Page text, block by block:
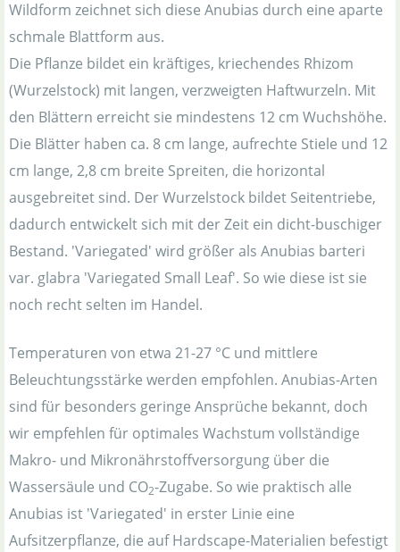
Wildform zeichnet sich diese Anubias durch eine aparte
schmale Blattform aus.
Die Pflanze bildet ein kräftiges, kriechendes Rhizom
(Wurzelstock) mit langen, verzweigten Haftwurzeln. Mit
den Blättern erreicht sie mindestens 12 cm Wuchshöhe.
Die Blätter haben ca. 8 cm lange, aufrechte Stiele und 12
cm lange, 2,8 cm breite Spreiten, die horizontal
ausgebreitet sind. Der Wurzelstock bildet Seitentriebe,
dadurch entwickelt sich mit der Zeit ein dicht-buschiger
Bestand. 'Variegated' wird größer als Anubias barteri
var. glabra 'Variegated Small Leaf'. So wie diese ist sie
noch recht selten im Handel.
Temperaturen von etwa 21-27 °C und mittlere
Beleuchtungsstärke werden empfohlen. Anubias-Arten
sind für besonders geringe Ansprüche bekannt, doch
wir empfehlen für optimales Wachstum vollständige
Makro- und Mikronährstoffversorgung über die
Wassersäule und CO2-Zugabe. So wie praktisch alle
Anubias ist 'Variegated' in erster Linie eine
Aufsitzerpflanze, die auf Hardscape-Materialien befestigt